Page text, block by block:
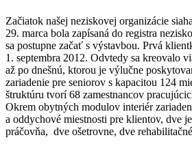
Začiatok našej neziskovej organizácie
29. marca bola zapísaná do registra
sa postupne začať s výstavbou. Prvá
1. septembra 2012. Odvtedy sa kreovalo
až po dnešnú, ktorou je výlučne
zariadenie pre seniorov s kapacitou 124
štruktúru tvorí 68 zamestnancov
Okrem obytných modulov interiér
a oddychové miestnosti pre klientov, dve
práčovňa, dve ošetrovne, dve